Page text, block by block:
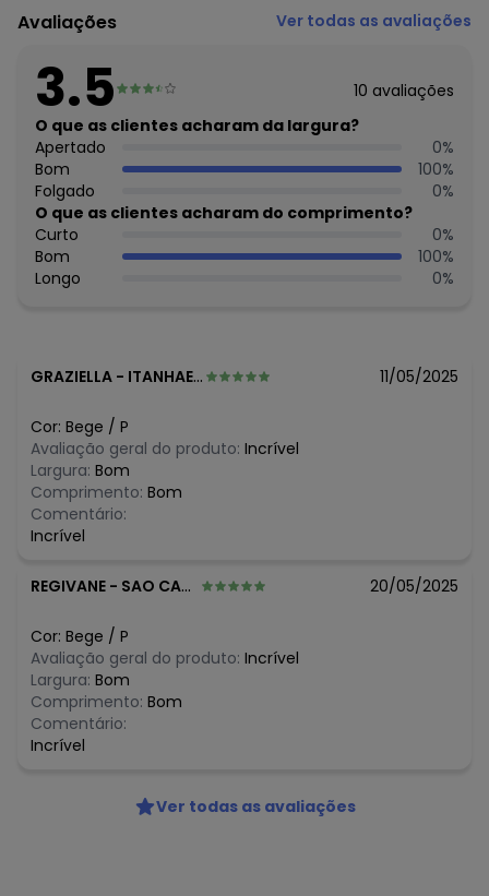
Fornecedor: ROVITEX IND E COM DE MALHAS LTDA / CNPJ
79.233.672/0010-98
Cuidados para conservação do produto: Lavar à mão.
Não usar alvejante.
Não usar secadora.
Secar na sombra.
Passar temperatura mínima.
Não lavar a seco.
Tecido: Viscotorcion
Composição: Peca Total 4% Elastano 96% Viscose
Histórico de preços
julho/2026 N/D*
maio/2026
abril/2026
março/2026
fevereiro/2026
Avaliações Ver todas as avaliações
3.5 10 avaliações
O que as clientes acharam da largura?
Apertado
0%
Bom
100%
Folgado
0%
O que as clientes acharam do comprimento?
Curto
0%
Bom
100%
Longo
0%
GRAZIELLA - ITANHAEM - SP 11/05/2025
Cor: Bege / P
Avaliação geral do produto: Incrível
Largura: Bom
Comprimento: Bom
Comentário:
Incrível
REGIVANE - SAO CARLOS - SP 20/05/2025
Cor: Bege / P
Avaliação geral do produto: Incrível
Largura: Bom
Comprimento: Bom
Comentário:
Incrível
Ver todas as avaliações